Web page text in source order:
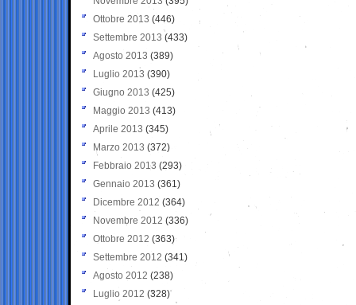
Ottobre 2013 (446)
Settembre 2013 (433)
Agosto 2013 (389)
Luglio 2013 (390)
Giugno 2013 (425)
Maggio 2013 (413)
Aprile 2013 (345)
Marzo 2013 (372)
Febbraio 2013 (293)
Gennaio 2013 (361)
Dicembre 2012 (364)
Novembre 2012 (336)
Ottobre 2012 (363)
Settembre 2012 (341)
Agosto 2012 (238)
Luglio 2012 (328)